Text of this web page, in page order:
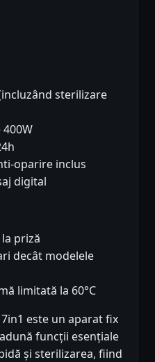
sterilizare
oparire inclus
digital
priză
decât modelele
limitată la 60°C
este un aparat fix
funcții esențiale
și sterilizarea, fiind